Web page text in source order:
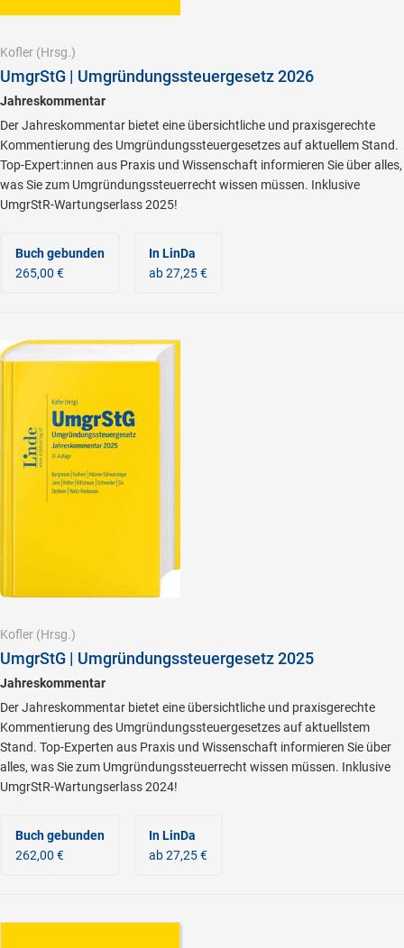
Kofler (Hrsg.)
UmgrStG | Umgründungssteuergesetz 2026
Jahreskommentar
Der Jahreskommentar bietet eine übersichtliche und praxisgerechte
Kommentierung des Umgründungssteuergesetzes auf aktuellem Stand.
Top-Expert:innen aus Praxis und Wissenschaft informieren Sie über alles,
was Sie zum Umgründungssteuerrecht wissen müssen. Inklusive
UmgrStR-Wartungserlass 2025!
Buch gebunden
265,00 €
In LinDa
ab 27,25 €
Kofler (Hrsg.)
UmgrStG | Umgründungssteuergesetz 2025
Jahreskommentar
Der Jahreskommentar bietet eine übersichtliche und praxisgerechte
Kommentierung des Umgründungssteuergesetzes auf aktuellstem
Stand. Top-Experten aus Praxis und Wissenschaft informieren Sie über
alles, was Sie zum Umgründungssteuerrecht wissen müssen. Inklusive
UmgrStR-Wartungserlass 2024!
Buch gebunden
262,00 €
In LinDa
ab 27,25 €